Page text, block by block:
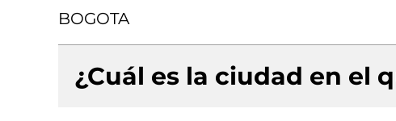
BOGOTA
¿Cuál es la ciudad en el